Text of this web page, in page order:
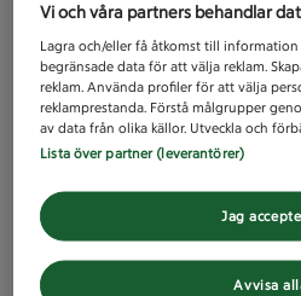
Vi och våra partners behandlar
Lagra och/eller få åtkomst till
begränsade data för att välja reklam.
reklam. Använda profiler för att välja
reklamprestanda. Förstå målgrupper
av data från olika källor. Utveckla och
Lista över partner (leverantörer)
Avvisa
Jag